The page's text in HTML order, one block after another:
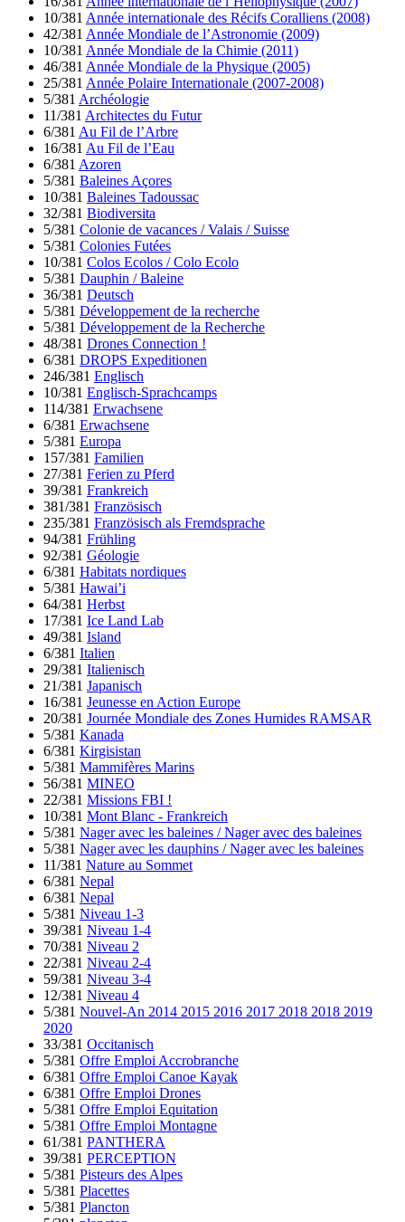
10/381 Année internationale des Récifs Coralliens (2008)
42/381 Année Mondiale de l’Astronomie (2009)
10/381 Année Mondiale de la Chimie (2011)
46/381 Année Mondiale de la Physique (2005)
25/381 Année Polaire Internationale (2007-2008)
5/381 Archéologie
11/381 Architectes du Futur
6/381 Au Fil de l’Arbre
16/381 Au Fil de l’Eau
6/381 Azoren
5/381 Baleines Açores
10/381 Baleines Tadoussac
32/381 Biodiversita
5/381 Colonie de vacances / Valais / Suisse
5/381 Colonies Futées
10/381 Colos Ecolos / Colo Ecolo
5/381 Dauphin / Baleine
36/381 Deutsch
5/381 Développement de la recherche
5/381 Développement de la Recherche
48/381 Drones Connection !
6/381 DROPS Expeditionen
246/381 Englisch
10/381 Englisch-Sprachcamps
114/381 Erwachsene
6/381 Erwachsene
5/381 Europa
157/381 Familien
27/381 Ferien zu Pferd
39/381 Frankreich
381/381 Französisch
235/381 Französisch als Fremdsprache
94/381 Frühling
92/381 Géologie
6/381 Habitats nordiques
5/381 Hawai’i
64/381 Herbst
17/381 Ice Land Lab
49/381 Island
6/381 Italien
29/381 Italienisch
21/381 Japanisch
16/381 Jeunesse en Action Europe
20/381 Journée Mondiale des Zones Humides RAMSAR
5/381 Kanada
6/381 Kirgisistan
5/381 Mammifères Marins
56/381 MINEO
22/381 Missions FBI !
10/381 Mont Blanc - Frankreich
5/381 Nager avec les baleines / Nager avec des baleines
5/381 Nager avec les dauphins / Nager avec les baleines
11/381 Nature au Sommet
6/381 Nepal
6/381 Nepal
5/381 Niveau 1-3
39/381 Niveau 1-4
70/381 Niveau 2
22/381 Niveau 2-4
59/381 Niveau 3-4
12/381 Niveau 4
5/381 Nouvel-An 2014 2015 2016 2017 2018 2018 2019
2020
33/381 Occitanisch
5/381 Offre Emploi Accrobranche
6/381 Offre Emploi Canoe Kayak
6/381 Offre Emploi Drones
5/381 Offre Emploi Equitation
5/381 Offre Emploi Montagne
61/381 PANTHERA
39/381 PERCEPTION
5/381 Pisteurs des Alpes
5/381 Placettes
5/381 Plancton